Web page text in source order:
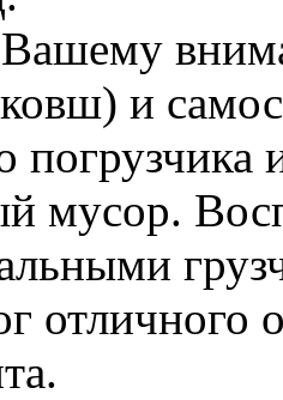
и
мусор.
отличного